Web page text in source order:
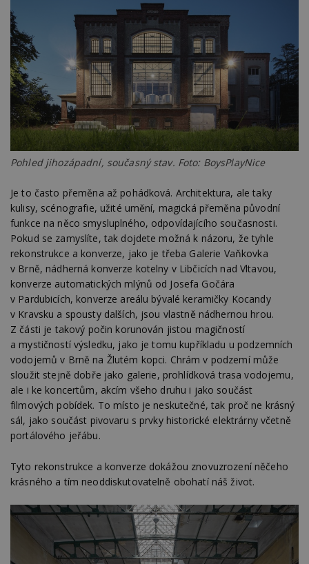
Pohled jihozápadní, současný stav. Foto: BoysPlayNice
Je to často přeměna až pohádková. Architektura, ale taky
kulisy, scénografie, užité umění, magická přeměna původní
funkce na něco smysluplného, odpovídajícího současnosti.
Pokud se zamyslíte, tak dojdete možná k názoru, že tyhle
rekonstrukce a konverze, jako je třeba Galerie Vaňkovka
v Brně, nádherná konverze kotelny v Libčicích nad Vltavou,
konverze automatických mlýnů od Josefa Gočára
v Pardubicích, konverze areálu bývalé keramičky Kocandy
v Kravsku a spousty dalších, jsou vlastně nádhernou hrou.
Z části je takový počin korunován jistou magičností
a mystičností výsledku, jako je tomu kupříkladu u podzemních
vodojemů v Brně na Žlutém kopci. Chrám v podzemí může
sloužit stejně dobře jako galerie, prohlídková trasa vodojemu,
ale i ke koncertům, akcím všeho druhu i jako součást
filmových pobídek. To místo je neskutečné, tak proč ne krásný
sál, jako součást pivovaru s prvky historické elektrárny včetně
portálového jeřábu.
Tyto rekonstrukce a konverze dokážou znovuzrození něčeho
krásného a tím neoddiskutovatelně obohatí náš život.